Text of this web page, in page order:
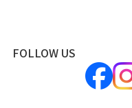
FOLLOW US